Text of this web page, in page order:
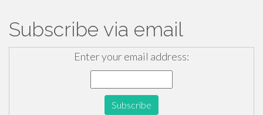
Subscribe via email
Enter your email address: